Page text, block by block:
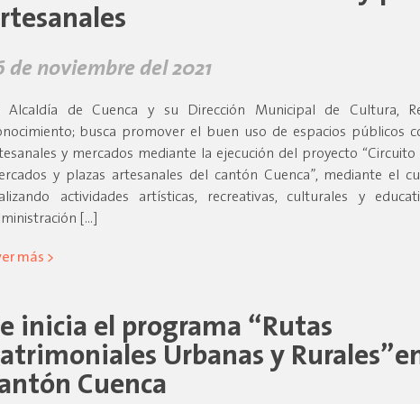
de noviembre del 2021
Alcaldía de Cuenca y su Dirección Municipal de Cultura,
busca promover el buen uso de espacios públicos
y mercados mediante la ejecución del proyecto
y plazas artesanales del cantón Cuenca”, mediante el
actividades artísticas, recreativas, culturales y
[…]
más >
inicia el programa “Rutas
Urbanas y
Cuenca